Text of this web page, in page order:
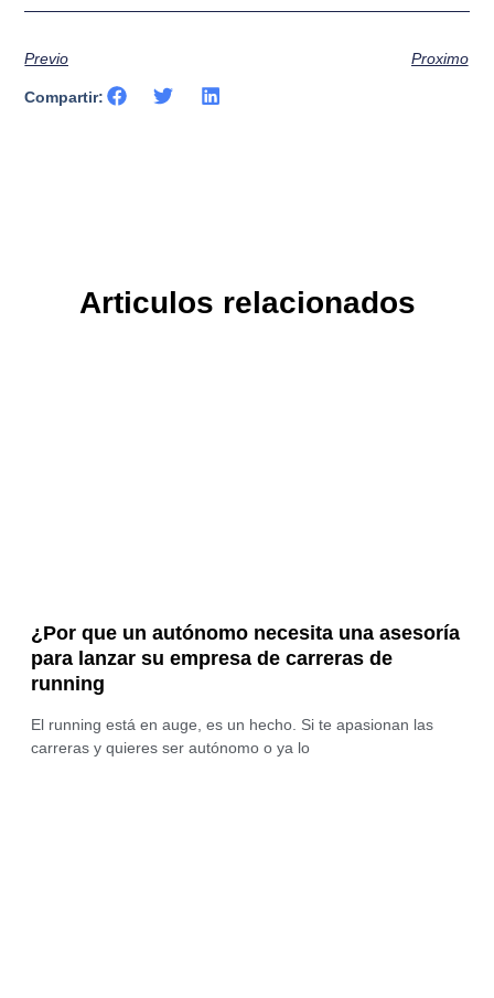
Previo Proximo
Compartir:
Articulos relacionados
¿Por que un autónomo necesita una asesoría
para lanzar su empresa de carreras de
running
El running está en auge, es un hecho. Si te apasionan las
carreras y quieres ser autónomo o ya lo